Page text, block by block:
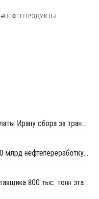
#НЕФТЕПРОДУКТЫ
Индия исключает возможность уплаты Ирану сбора за транзит нефти и газа через Ормузский пролив
Саудовская Аравия вложит USD100 млрд нефтепереработку и нефтехимию Индии
Индийская ONGC начала поиск поставщика 800 тыс. тонн этана